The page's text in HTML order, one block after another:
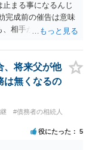
まる事になるんじ
完成前の催告は意味
、相手が時効の援用
、将来父が他
は無くなるの
#債務者の相続人
役にたった 5